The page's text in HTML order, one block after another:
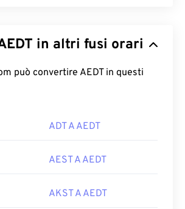
in altri fusi orari
può convertire AEDT in questi
ADT A AEDT
AEST A AEDT
AKST A AEDT